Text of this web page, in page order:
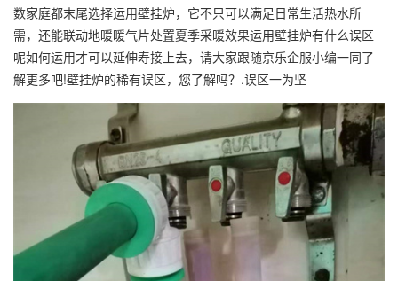
数家庭都末尾选择运用壁挂炉，它不只可以满足日常生活热水所
需，还能联动地暖暖气片处置夏季采暖效果运用壁挂炉有什么误区
呢如何运用才可以延伸寿接上去，请大家跟随京乐企服小编一同了
解更多吧!壁挂炉的稀有误区，您了解吗？.误区一为坚